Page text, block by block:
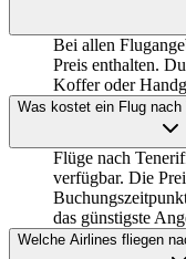
Bei allen
Preis enthalten.
Koffer oder
Was kostet ein Flug nach
Flüge nach
verfügbar. Die
das günstigste
Welche Airlines fliegen